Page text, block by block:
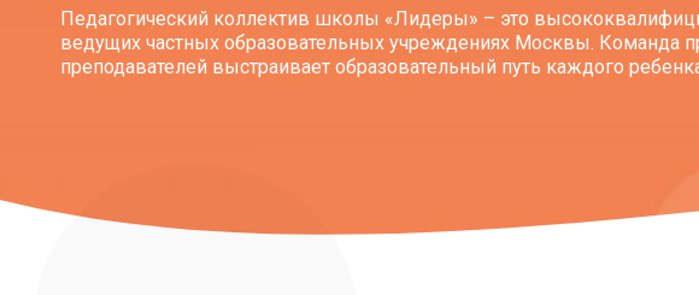
Педагогический коллектив школы «Лидеры» – это
ведущих частных образовательных учреждениях Москвы.
преподавателей выстраивает образовательный путь каждого